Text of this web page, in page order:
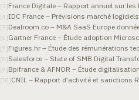
[ 3]France Digitale – Rapport annuel sur
[4 ]IDC France – Prévisions marché
[5]Dealroom.co – M&A SaaS Europe
[6 ]Gartner France – Étude adoption
[7 ]Figures.hr – Étude des rémunérations
[8]Salesforce – State of SMB Digital
[9 ]Bpifrance & AFNOR – Étude
[10]CNIL – Rapport d'activité et sanctions